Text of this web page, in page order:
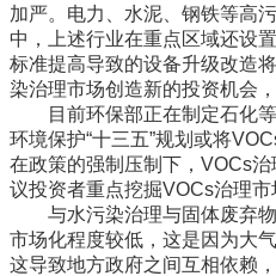
加严。电力、水泥、钢铁等高
中，上述行业在重点区域还设
标准提高导致的设备升级改造
染治理市场创造新的投资机会
目前环保部正在制定石化等
环境保护“十三五”规划或将
在政策的强制压制下，VOCs
议投资者重点挖掘VOCs治理市
与水污染治理与固体废弃物
市场化程度较低，这是因为大
这导致地方政府之间互相依赖